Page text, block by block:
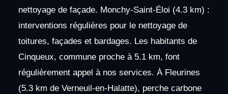
nettoyage de façade. Monchy-Saint-Éloi (4.3 km) :
interventions régulières pour le nettoyage de
toitures, façades et bardages. Les habitants de
Cinqueux, commune proche à 5.1 km, font
régulièrement appel à nos services. À Fleurines
(5.3 km de Verneuil-en-Halatte), perche carbone